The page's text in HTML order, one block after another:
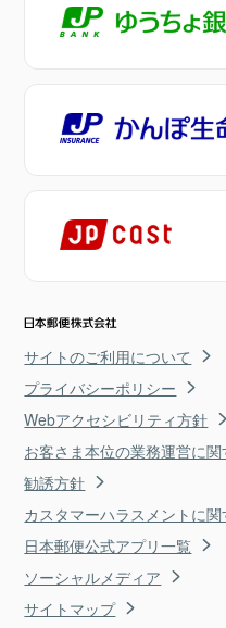
サイトのご利用について
プライバシーポリシー
Webアクセシビリティ方針
お客さま本位の業務運営に
勧誘方針
カスタマーハラスメントに
日本郵便公式アプリ一覧
ソーシャルメディア
サイトマップ